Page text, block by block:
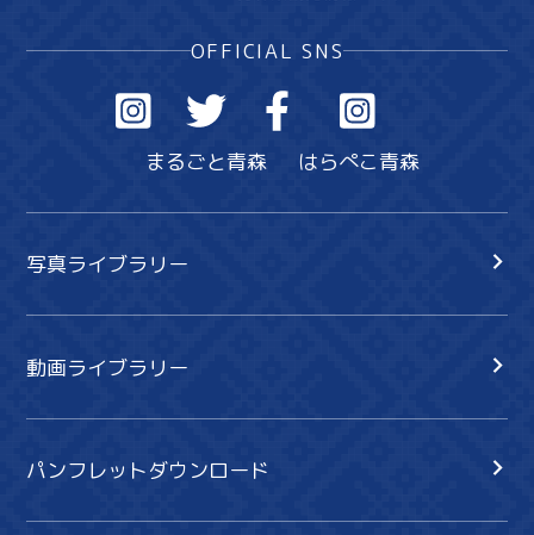
OFFICIAL SNS
まるごと青森 はらぺこ青森
写真ライブラリー
動画ライブラリー
パンフレットダウンロード